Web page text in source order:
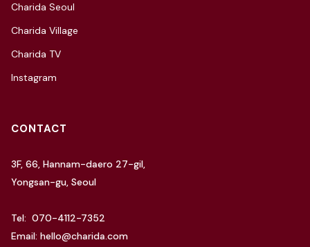
Charida Seoul
Charida Village
Charida TV
Instagram
CONTACT
3F, 66, Hannam-daero 27-gil,
Yongsan-gu, Seoul
Tel: 070-4112-7352
Email: hello@charida.com